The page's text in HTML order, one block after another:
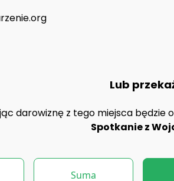
Lub
darowiznę z tego miejsca
Spotkanie z
Suma